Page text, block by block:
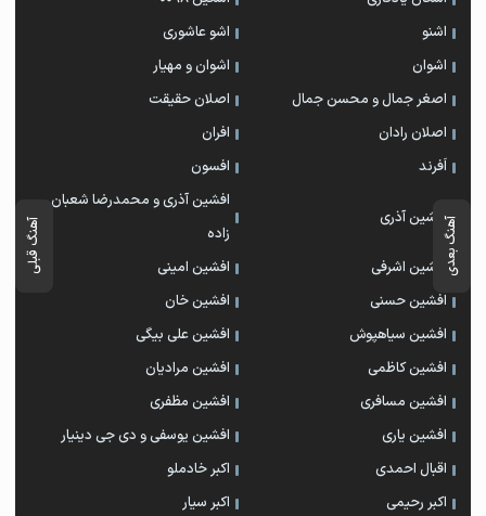
آهنگ بعدی آهنگ قبلی
اشنو
اشو عاشوری
اشوان
اشوان و مهیار
اصغر جمال و محسن جمال
اصلان حقیقت
اصلان رادان
افران
اَفرند
افسون
افشین آذری
افشین آذری و محمدرضا شعبان
زاده
افشین اشرفی
افشین امینی
افشین حسنی
افشین خان
افشین سیاهپوش
افشین علی بیگی
افشین کاظمی
افشین مرادیان
افشین مسافری
افشین مظفری
افشین یاری
افشین یوسفی و دی جی دینیار
اقبال احمدی
اکبر خادملو
اکبر رحیمی
اکبر سیار